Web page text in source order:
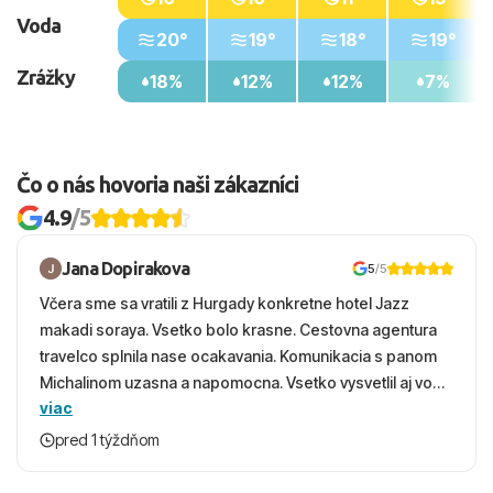
Voda
Zrážky
20°
18%
19°
12%
18°
12%
19°
7%
Čo o nás hovoria naši zákazníci
4.9/5
Jana Dopirakova 5/5
Včera sme sa vratili z Hurgady konkretne hotel Jazz
makadi soraya. Vsetko bolo krasne. Cestovna agentura
travelco splnila nase ocakavania. Komunikacia s panom
Michalinom uzasna a napomocna. Vsetko vysvetlil aj vo
vecernych hodinach zaco sa ospravedlnujem. Hotel
krasny, cisty. Sluzby top. Strava, prostredie, more,
viac
pred 1 týždňom